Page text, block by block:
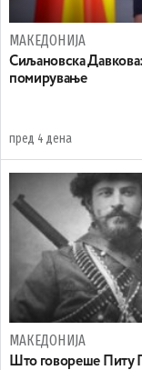
МАКЕДОНИЈА
Сиљановска
помирување
пред 4 дена
МАКЕДОНИЈА
Што говореше Питу